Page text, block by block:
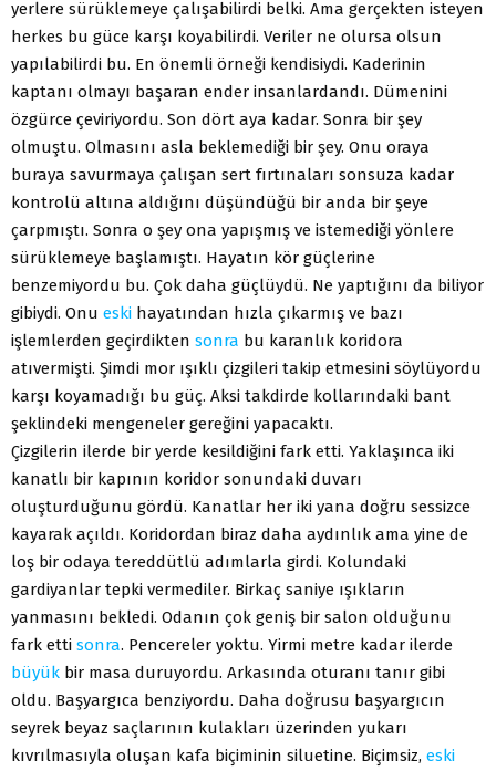
yerlere sürüklemeye çalışabilirdi belki. Ama gerçekten isteyen
herkes bu güce karşı koyabilirdi. Veriler ne olursa olsun
yapılabilirdi bu. En önemli örneği kendisiydi. Kaderinin
kaptanı olmayı başaran ender insanlardandı. Dümenini
özgürce çeviriyordu. Son dört aya kadar. Sonra bir şey
olmuştu. Olmasını asla beklemediği bir şey. Onu oraya
buraya savurmaya çalışan sert fırtınaları sonsuza kadar
kontrolü altına aldığını düşündüğü bir anda bir şeye
çarpmıştı. Sonra o şey ona yapışmış ve istemediği yönlere
sürüklemeye başlamıştı. Hayatın kör güçlerine
benzemiyordu bu. Çok daha güçlüydü. Ne yaptığını da biliyor
gibiydi. Onu eski hayatından hızla çıkarmış ve bazı
işlemlerden geçirdikten sonra bu karanlık koridora
atıvermişti. Şimdi mor ışıklı çizgileri takip etmesini söylüyordu
karşı koyamadığı bu güç. Aksi takdirde kollarındaki bant
şeklindeki mengeneler gereğini yapacaktı.
Çizgilerin ilerde bir yerde kesildiğini fark etti. Yaklaşınca iki
kanatlı bir kapının koridor sonundaki duvarı
oluşturduğunu gördü. Kanatlar her iki yana doğru sessizce
kayarak açıldı. Koridordan biraz daha aydınlık ama yine de
loş bir odaya tereddütlü adımlarla girdi. Kolundaki
gardiyanlar tepki vermediler. Birkaç saniye ışıkların
yanmasını bekledi. Odanın çok geniş bir salon olduğunu
fark etti sonra. Pencereler yoktu. Yirmi metre kadar ilerde
büyük bir masa duruyordu. Arkasında oturanı tanır gibi
oldu. Başyargıca benziyordu. Daha doğrusu başyargıcın
seyrek beyaz saçlarının kulakları üzerinden yukarı
kıvrılmasıyla oluşan kafa biçiminin siluetine. Biçimsiz, eski